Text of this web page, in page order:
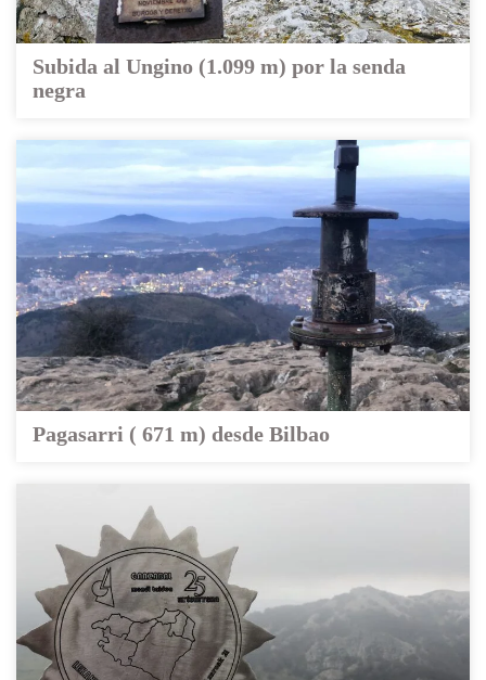
Subida al Ungino (1.099 m) por la senda
negra
Pagasarri ( 671 m) desde Bilbao